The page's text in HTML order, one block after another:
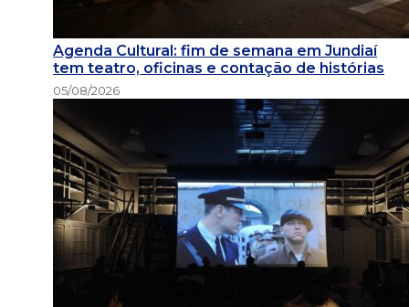
Agenda Cultural: fim de semana em Jundiaí
tem teatro, oficinas e contação de histórias
05/08/2026